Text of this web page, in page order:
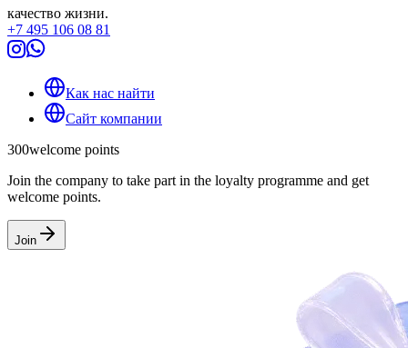
качество жизни.
+7 495 106 08 81
Как нас найти
Сайт компании
300welcome points
Join the company to take part in the loyalty programme and get
welcome points.
Join